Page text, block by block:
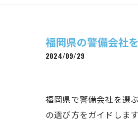
福岡県の警備会社
2024/09/29
福岡県で警備会社を選
の選び方をガイドしま